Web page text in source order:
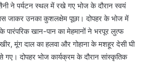
ने पर्यटन स्थल में रखे गए भोज के दौरान स्वयं
जाकर उनका कुशलक्षेम पूछा। दोपहर के भोज में
के पारंपरिक खान-पान का मेहमानों ने भरपूर लुत्फ
मूंग दाल का हलवा और गोहाना के मशहूर देसी घी
गए। दोपहर भोज कार्यक्रम के दौरान सांस्कृतिक